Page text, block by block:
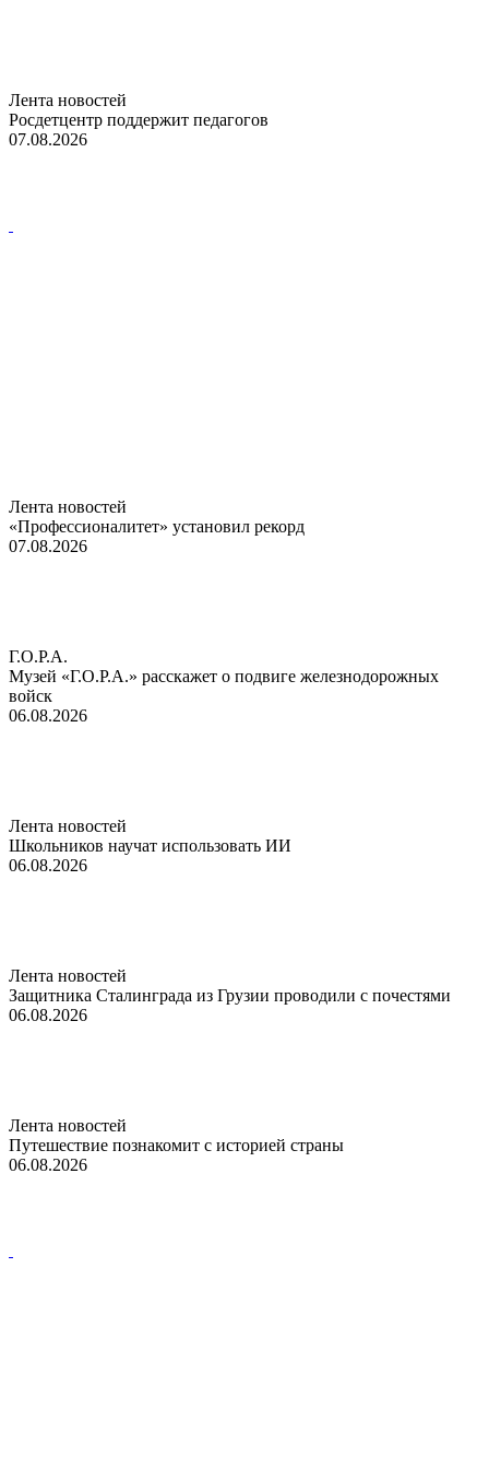
Лента новостей
Росдетцентр поддержит педагогов
07.08.2026
Лента новостей
«Профессионалитет» установил рекорд
07.08.2026
Г.О.Р.А.
Музей «Г.О.Р.А.» расскажет о подвиге железнодорожных
войск
06.08.2026
Лента новостей
Школьников научат использовать ИИ
06.08.2026
Лента новостей
Защитника Сталинграда из Грузии проводили с почестями
06.08.2026
Лента новостей
Путешествие познакомит с историей страны
06.08.2026